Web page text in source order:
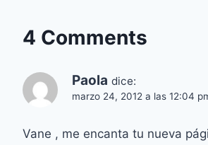
4 Comments
Paola dice:
marzo 24, 2012 a las 12:04
Vane , me encanta tu nueva